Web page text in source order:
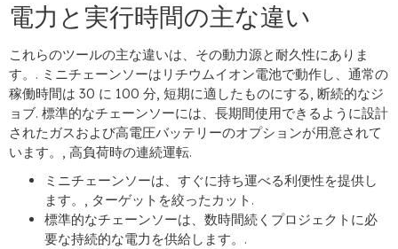
電力と実行時間の主な違い
これらのツールの主な違いは、その動力源と耐久性にありま
す。. ミニチェーンソーはリチウムイオン電池で動作し、通常の
稼働時間は 30 に 100 分, 短期に適したものにする, 断続的なジ
ョブ. 標準的なチェーンソーには、長期間使用できるように設計
されたガスおよび高電圧バッテリーのオプションが用意されて
います。, 高負荷時の連続運転.
ミニチェーンソーは、すぐに持ち運べる利便性を提供し
ます。, ターゲットを絞ったカット.
標準的なチェーンソーは、数時間続くプロジェクトに必
要な持続的な電力を供給します。.